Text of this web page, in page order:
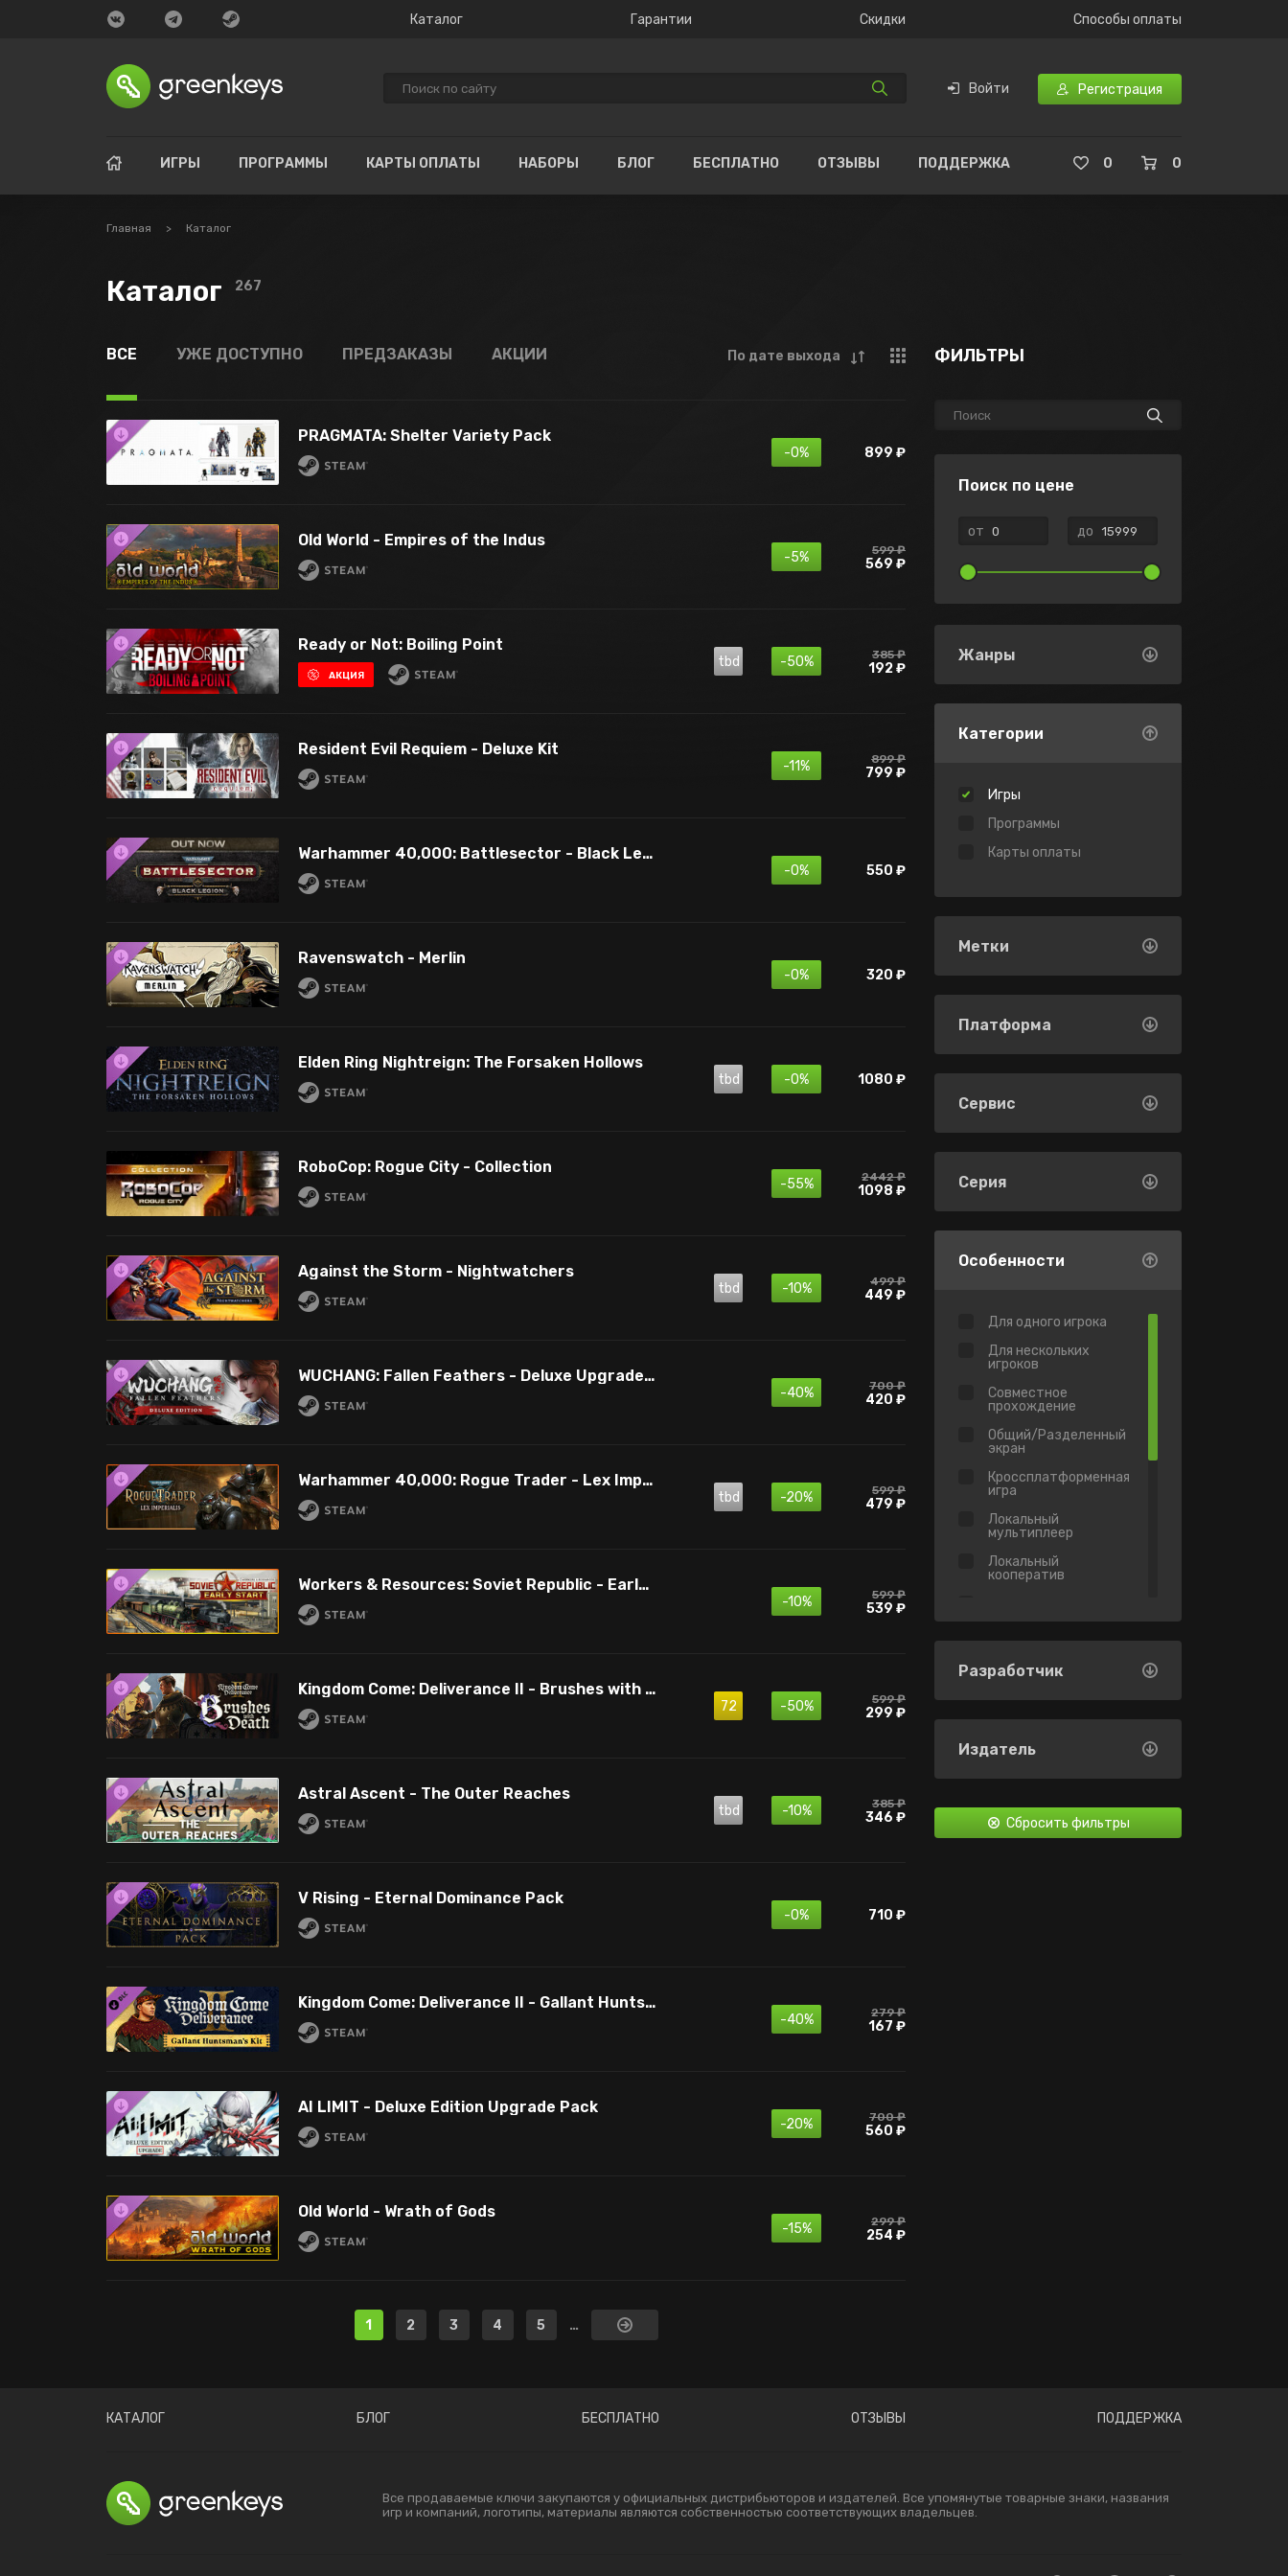
Каталог Гарантии Скидки Способы оплаты
Войти Регистрация
ИГРЫ ПРОГРАММЫ КАРТЫ ОПЛАТЫ НАБОРЫ БЛОГ БЕСПЛАТНО ОТЗЫВЫ ПОДДЕРЖКА 0
0
Главная > Каталог
Каталог 267
ВСЕ УЖЕ ДОСТУПНО ПРЕДЗАКАЗЫ АКЦИИ По дате выхода
PRAGMATA: Shelter Variety Pack
-0% 899 ₽
Old World - Empires of the Indus
-5% 599 ₽
569 ₽
Ready or Not: Boiling Point
АКЦИЯ
tbd -50% 385 ₽
192 ₽
Resident Evil Requiem - Deluxe Kit
-11% 899 ₽
799 ₽
Warhammer 40,000: Battlesector - Black Legion
-0% 550 ₽
Ravenswatch - Merlin
-0% 320 ₽
Elden Ring Nightreign: The Forsaken Hollows
tbd -0% 1080 ₽
RoboCop: Rogue City - Collection
-55% 2442 ₽
1098 ₽
Against the Storm - Nightwatchers
tbd -10% 499 ₽
449 ₽
WUCHANG: Fallen Feathers - Deluxe Upgrade Pack
-40% 700 ₽
420 ₽
Warhammer 40,000: Rogue Trader - Lex Imperialis
tbd -20% 599 ₽
479 ₽
Workers & Resources: Soviet Republic - Early Start
-10% 599 ₽
539 ₽
Kingdom Come: Deliverance II - Brushes with Death
72 -50% 599 ₽
299 ₽
Astral Ascent - The Outer Reaches
tbd -10% 385 ₽
346 ₽
V Rising - Eternal Dominance Pack
-0% 710 ₽
Kingdom Come: Deliverance II - Gallant Huntsman’s Kit
-40% 279 ₽
167 ₽
AI LIMIT - Deluxe Edition Upgrade Pack
-20% 700 ₽
560 ₽
Old World - Wrath of Gods
-15% 299 ₽
254 ₽
1 2 3 4 5 …
ФИЛЬТРЫ
Поиск по цене
от до
Жанры
Категории
Игры
Программы
Карты оплаты
Метки
Платформа
Сервис
Серия
Особенности
Для одного игрока
Для нескольких
игроков
Совместное
прохождение
Общий/Разделенный
экран
Кроссплатформенная
игра
Локальный
мультиплеер
Локальный
кооператив
Достижения
Имеется античит
Коллекционные
Контроллер
Дополнительный
контент
Разработчик
Издатель
Сбросить фильтры
КАТАЛОГ БЛОГ БЕСПЛАТНО ОТЗЫВЫ ПОДДЕРЖКА
Все продаваемые ключи закупаются у официальных дистрибьюторов и издателей. Все упомянутые товарные знаки, названия
игр и компаний, логотипы, материалы являются собственностью соответствующих владельцев.